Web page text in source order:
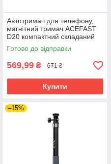
Автотримач для телефону,
магнітний тримач ACEFAST
D20 компактний складаний
сріблястий
Готово до відправки
569,99 ₴ 671 ₴
Купити
–15%